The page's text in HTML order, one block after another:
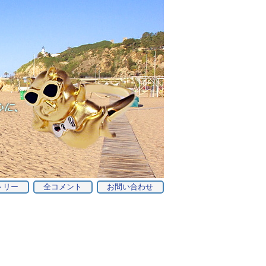
お問い合わせ
全コメント
リー